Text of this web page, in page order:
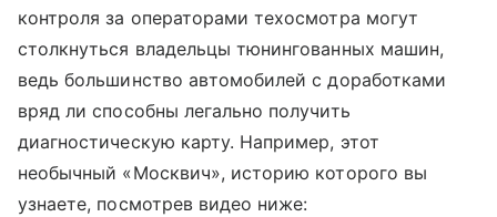
контроля за операторами техосмотра могут
столкнуться владельцы тюнингованных машин,
ведь большинство автомобилей с доработками
вряд ли способны легально получить
диагностическую карту. Например, этот
необычный «Москвич», историю которого вы
узнаете, посмотрев видео ниже: